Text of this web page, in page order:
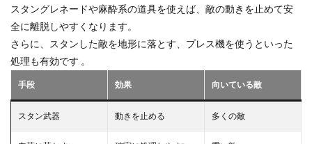
スタングレネードや麻酔系の道具を使えば、敵の動きを止めて安
全に離脱しやすくなります。
さらに、スタンした敵を地形に落とす、プレス機を使うといった
処理も有効です 。
手段 効果 向いている敵
スタン武器 動きを止める 多くの敵